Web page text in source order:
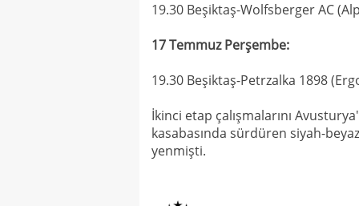
19.30 Beşiktaş-Wolfsberger AC
17 Temmuz Perşembe:
19.30 Beşiktaş-Petrzalka 1898
İkinci etap çalışmalarını
kasabasında sürdüren siyah-
yenmişti.